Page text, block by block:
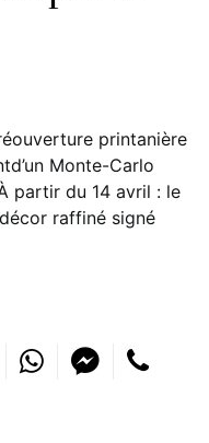
printanière
Monte-Carlo
partir du 14 avril : le
raffiné signé